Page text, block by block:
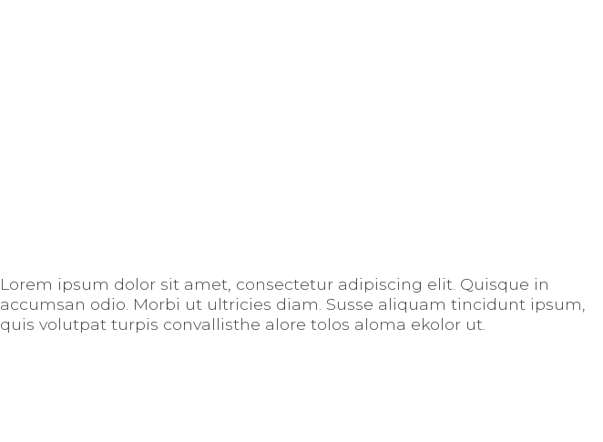
Lorem ipsum dolor sit amet, consectetur adipiscing elit. Quisque in
accumsan odio. Morbi ut ultricies diam. Susse aliquam tincidunt ipsum,
quis volutpat turpis convallisthe alore tolos aloma ekolor ut.